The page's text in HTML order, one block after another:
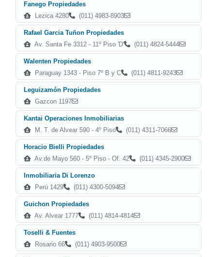
Fanego Propiedades
Lezica 4280
(011) 4983-8903
Rafael Garcia Tuñon Propiedades
Av. Santa Fe 3312 - 11º Piso 'D'
(011) 4824-5444
Walenten Propiedades
Paraguay 1343 - Piso 7º B y C
(011) 4811-9243
Leguizamón Propiedades
Gazcon 1197
Kantai Operaciones Inmobiliarias
M. T. de Alvear 590 - 4º Piso
(011) 4311-7066
Horacio Bielli Propiedades
Av.de Mayo 560 - 5º Piso - Of. 42
(011) 4345-2900
Inmobiliaria Di Lorenzo
Perú 1429
(011) 4300-5094
Guichon Propiedades
Av. Alvear 1777
(011) 4814-4814
Toselli & Fuentes
Rosario 66
(011) 4903-9500